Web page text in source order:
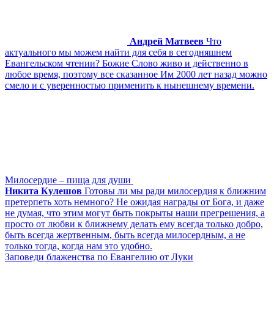
Андрей Матвеев Что
актуального мы можем найти для себя в сегодняшнем
Евангельском чтении? Божие Слово живо и действенно в
любое время, поэтому все сказанное Им 2000 лет назад можно
смело и с уверенностью применить к нынешнему времени.
Милосердие – пища для души
Никита Кулешов Готовы ли мы ради милосердия к ближним
претерпеть хоть немного? Не ожидая награды от Бога, и даже
не думая, что этим могут быть покрыты наши прегрешения, а
просто от любви к ближнему делать ему всегда только добро,
быть всегда жертвенным, быть всегда милосердным, а не
только тогда, когда нам это удобно.
Заповеди блаженства по Евангелию от Луки